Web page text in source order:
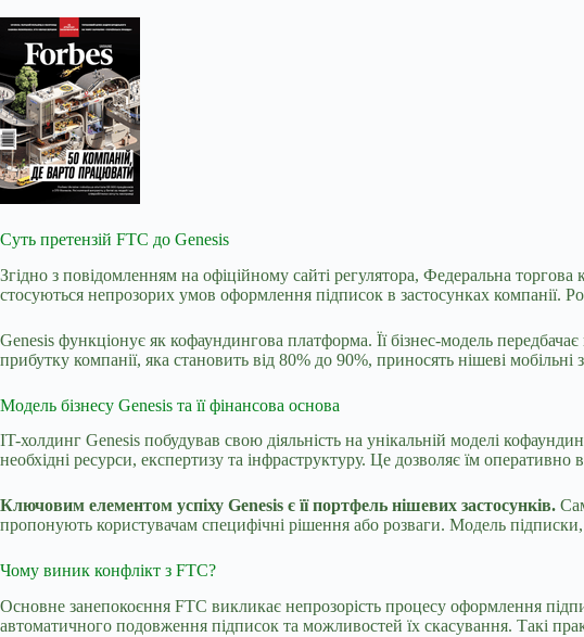
Суть претензій FTC до Genesis
Згідно з повідомленням на офіційному сайті регулятора, Федеральна
стосуються непрозорих умов оформлення підписок в застосунках
Genesis функціонує як кофаундингова платформа. Її бізнес-модель
прибутку компанії, яка становить від 80% до 90%, приносять нішеві мобільні
Модель бізнесу Genesis та її фінансова основа
IT-холдинг Genesis побудував свою діяльність на унікальній моделі
необхідні ресурси, експертизу та інфраструктуру. Це дозволяє їм
Ключовим елементом успіху Genesis є її портфель нішевих застосунків.
пропонують користувачам специфічні рішення або розваги. Модель
Чому виник конфлікт з FTC?
Основне занепокоєння FTC викликає непрозорість процесу оформлення
автоматичного подовження підписок та можливостей їх скасування. Такі